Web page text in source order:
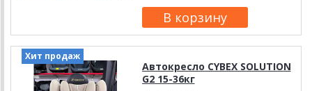
Хит продаж
Автокресло CYBEX SOLUTION
G2 15-36кг